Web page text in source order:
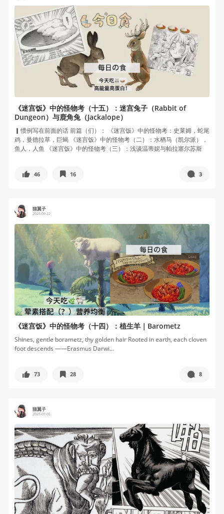
《迷宫饭》中的怪物考（十五）：迷宫兔子（Rabbit of
Dungeon）与鹿角兔（Jackalope）
▎惯例写在前面的话 前篇（们）： 《迷宫饭》中的怪物考：史莱姆，蛇尾
鸡，曼德拉草，巨蝎 《迷宫饭》中的怪物考（二）：水栖马（凯尔派），
鱼人，人鱼 《迷宫饭》中的怪物考（三）：浅谈温蒂妮与帕拉塞尔苏斯
46 16 3
猫翼子
2025-09-22
《迷宫饭》中的怪物考（十四）：植生羊｜Barometz
Shines, gentle borametz, thy golden hair Rooted in earth, each cloven
foot descends ——Erasmus Darwi...
73 28 8
猫翼子
2025-07-05